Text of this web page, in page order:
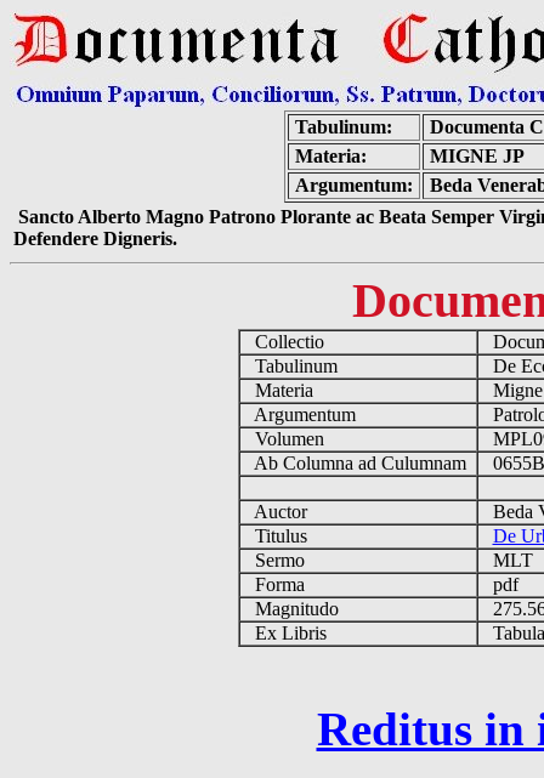
Tabulinum:
Documenta
Materia:
MIGNE JP
Argumentum:
Beda
Sancto Alberto Magno Patrono Plorante ac Beata Semper
Defendere Digneris.
Collectio
Tabulinum
De
Materia
Argumentum
Volumen
Ab Columna ad Culumnam
Auctor
Beda
Titulus
De
Sermo
MLT
Forma
pdf
Magnitudo
Ex Libris
Reditus in